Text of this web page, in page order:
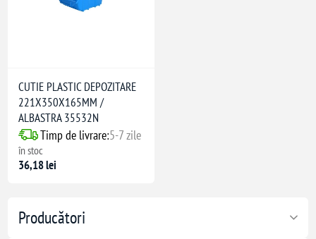
Producători
CUTIE PLASTIC DEPOZITARE
221X350X165MM /
ALBASTRA 35532N
Timp de livrare:5-7 zile
în stoc
36,18 lei